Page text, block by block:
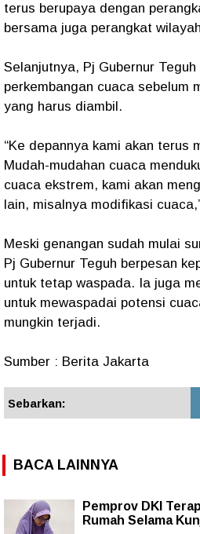
terus berupaya dengan
bersama juga perangkat
Selanjutnya, Pj Gubernur
perkembangan cuaca sebelum
yang harus diambil.
“Ke depannya kami akan terus
Mudah-mudahan cuaca
cuaca ekstrem, kami akan
lain, misalnya modifikasi
Meski genangan sudah mulai
Pj Gubernur Teguh berpesan
untuk tetap waspada. Ia juga
untuk mewaspadai potensi
mungkin terjadi.
Sumber : Berita Jakarta
Sebarkan:
BACA LAINNYA
Pemprov DKI
Rumah Selama